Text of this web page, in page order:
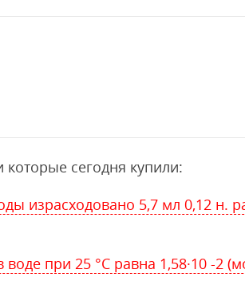
сегодня купили:
израсходовано 5,7 мл 0,12 н.
воде при 25 °С равна 1,58·10 -2